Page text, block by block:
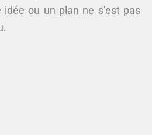
ou un plan ne s’est pas